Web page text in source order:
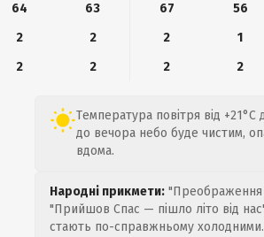
64
63 67 56
2
2 2 1
2
2 2 2
Температура повітря від
до вечора небо буде чистим,
вдома.
Народні прикмети: "Преображення
"Прийшов Спас — пішло літо від
стають по-справжньому